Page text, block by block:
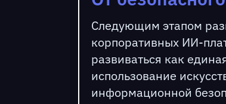
Следующим этапом
корпоративных ИИ-
развиваться как
использование
информационной